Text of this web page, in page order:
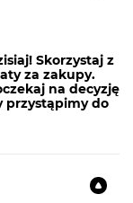
Skorzystaj z
za zakupy.
na decyzję
przystąpimy do